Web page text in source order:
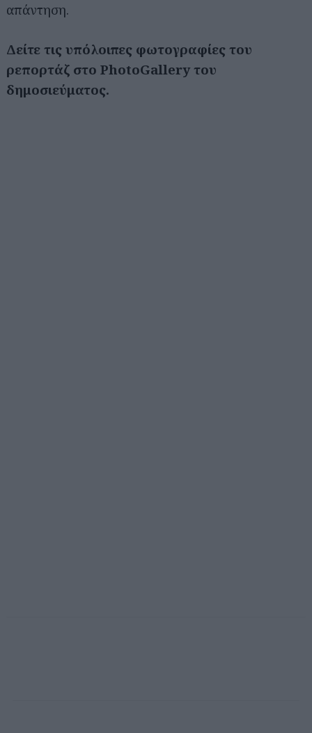
απάντηση.
Δείτε τις υπόλοιπες φωτογραφίες του
ρεπορτάζ στο PhotoGallery του
δημοσιεύματος.